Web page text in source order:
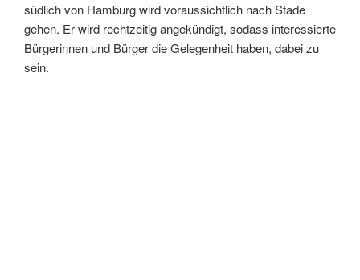
südlich von Hamburg wird voraussichtlich nach Stade
gehen. Er wird rechtzeitig angekündigt, sodass interessierte
Bürgerinnen und Bürger die Gelegenheit haben, dabei zu
sein.